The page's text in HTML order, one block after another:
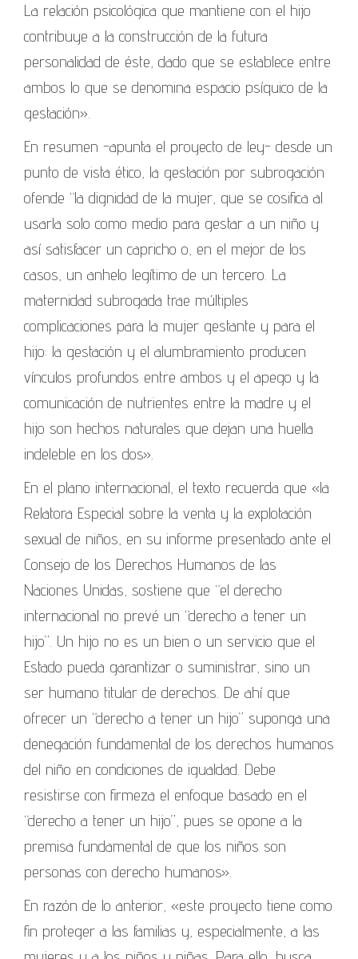
La relación psicológica que mantiene con el hijo
contribuye a la construcción de la futura
personalidad de éste, dado que se establece entre
ambos lo que se denomina espacio psíquico de la
gestación».
En resumen -apunta el proyecto de ley- desde un
punto de vista ético, la gestación por subrogación
ofende “la dignidad de la mujer, que se cosifica al
usarla solo como medio para gestar a un niño y
así satisfacer un capricho o, en el mejor de los
casos, un anhelo legítimo de un tercero. La
maternidad subrogada trae múltiples
complicaciones para la mujer gestante y para el
hijo: la gestación y el alumbramiento producen
vínculos profundos entre ambos y el apego y la
comunicación de nutrientes entre la madre y el
hijo son hechos naturales que dejan una huella
indeleble en los dos».
En el plano internacional, el texto recuerda que «la
Relatora Especial sobre la venta y la explotación
sexual de niños, en su informe presentado ante el
Consejo de los Derechos Humanos de las
Naciones Unidas, sostiene que “el derecho
internacional no prevé un “derecho a tener un
hijo”. Un hijo no es un bien o un servicio que el
Estado pueda garantizar o suministrar, sino un
ser humano titular de derechos. De ahí que
ofrecer un “derecho a tener un hijo” suponga una
denegación fundamental de los derechos humanos
del niño en condiciones de igualdad. Debe
resistirse con firmeza el enfoque basado en el
“derecho a tener un hijo”, pues se opone a la
premisa fundamental de que los niños son
personas con derecho humanos».
En razón de lo anterior, «este proyecto tiene como
fin proteger a las familias y, especialmente, a las